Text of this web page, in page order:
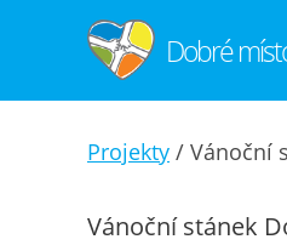
Dobré
Projekty / Vánoční
Vánoční stánek